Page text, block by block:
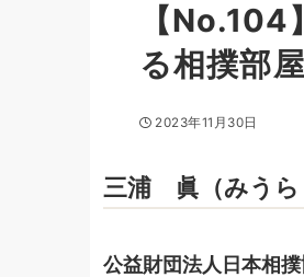
【
る相撲部
2023年11月30日
三浦 眞（みうら
公益財団法人日本相